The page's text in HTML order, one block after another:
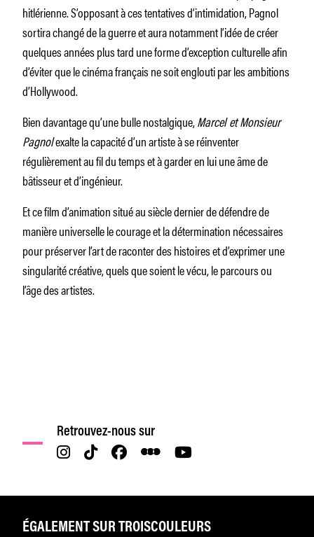
hitlérienne. S’opposant à ces tentatives d’intimidation, Pagnol
sortira changé de la guerre et aura notamment l’idée de créer
quelques années plus tard une forme d’exception culturelle afin
d’éviter que le cinéma français ne soit englouti par les ambitions
d’Hollywood.
Bien davantage qu’une bulle nostalgique,Marcel et Monsieur
Pagnolexalte la capacité d’un artiste à se réinventer
régulièrement au fil du temps et à garder en lui une âme de
bâtisseur et d’ingénieur.
Et ce film d’animation situé au siècle dernier de défendre de
manière universelle le courage et la détermination nécessaires
pour préserver l’art de raconter des histoires et d’exprimer une
singularité créative, quels que soient le vécu, le parcours ou
l’âge des artistes.
Retrouvez-nous sur
ÉGALEMENT SUR TROISCOULEURS